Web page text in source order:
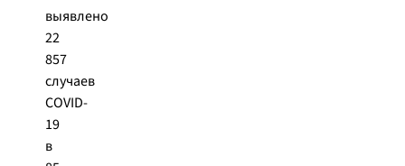
выявлено
22
857
случаев
COVID-
19
в